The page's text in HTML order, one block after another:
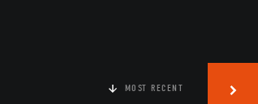
MOST RECENT